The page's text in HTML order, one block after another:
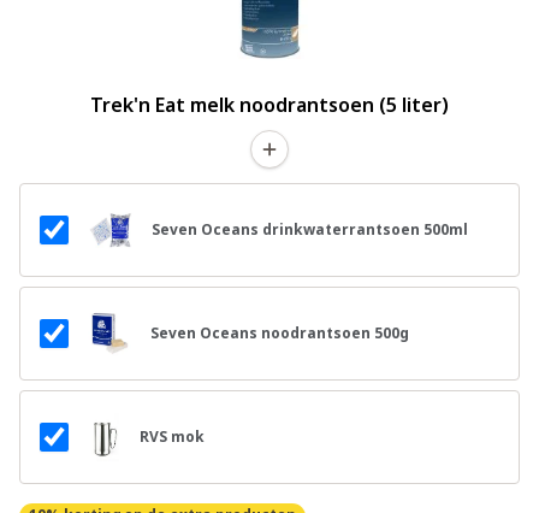
Trek'n Eat melk noodrantsoen (5 liter)
Seven Oceans drinkwaterrantsoen 500ml
Seven Oceans noodrantsoen 500g
RVS mok